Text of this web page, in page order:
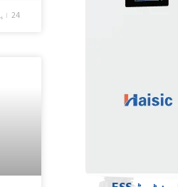
24 اپریل، 2026